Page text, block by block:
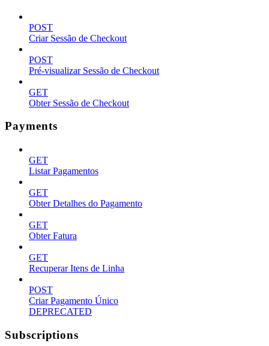
POST
Criar Sessão de Checkout
POST
Pré-visualizar Sessão de Checkout
GET
Obter Sessão de Checkout
Payments
GET
Listar Pagamentos
GET
Obter Detalhes do Pagamento
GET
Obter Fatura
GET
Recuperar Itens de Linha
POST
Criar Pagamento Único
DEPRECATED
Subscriptions